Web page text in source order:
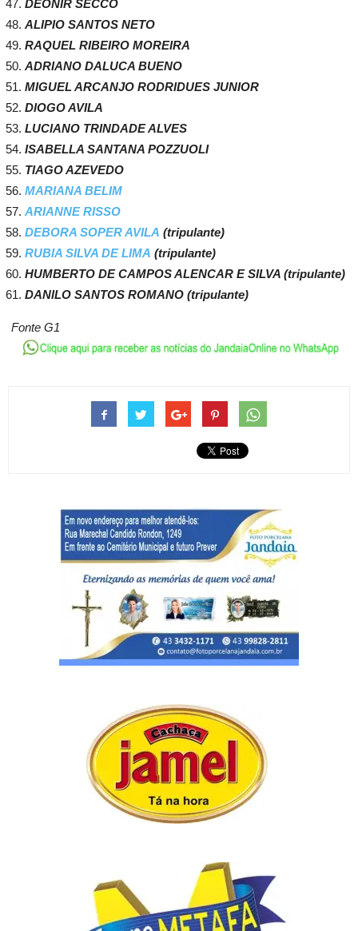
DEONIR SECCO
ALIPIO SANTOS NETO
RAQUEL RIBEIRO MOREIRA
ADRIANO DALUCA BUENO
MIGUEL ARCANJO RODRIDUES JUNIOR
DIOGO AVILA
LUCIANO TRINDADE ALVES
ISABELLA SANTANA POZZUOLI
TIAGO AZEVEDO
MARIANA BELIM
ARIANNE RISSO
DEBORA SOPER AVILA (tripulante)
RUBIA SILVA DE LIMA (tripulante)
HUMBERTO DE CAMPOS ALENCAR E SILVA (tripulante)
DANILO SANTOS ROMANO (tripulante)
Fonte G1